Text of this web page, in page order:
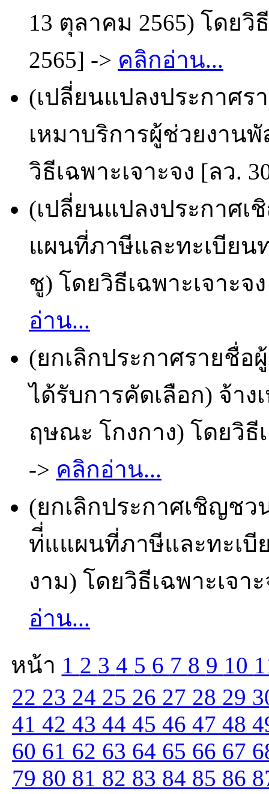
13 ตุลาคม 2565) โดยวิ
2565] -> คลิกอ่าน...
(เปลี่ยนแปลงประกาศร
เหมาบริการผู้ช่วยงาน
วิธีเฉพาะเจาะจง [ลว.
(เปลี่ยนแปลงประกาศเ
แผนที่ภาษีและทะเบียน
ชู) โดยวิธีเฉพาะเจาะจ
อ่าน...
(ยกเลิกประกาศรายชื่อ
ได้รับการคัดเลือก) จ้า
ฤษณะ โกงกาง) โดยวิธี
-> คลิกอ่าน...
(ยกเลิกประกาศเชิญชว
ท่ี่แแผนที่ภาษีและทะเ
งาม) โดยวิธีเฉพาะเจา
อ่าน...
หน้า 1 2 3 4 5 6 7 8 9 10
22 23 24 25 26 27 28 29
41 42 43 44 45 46 47 48
60 61 62 63 64 65 66 67
79 80 81 82 83 84 85 86